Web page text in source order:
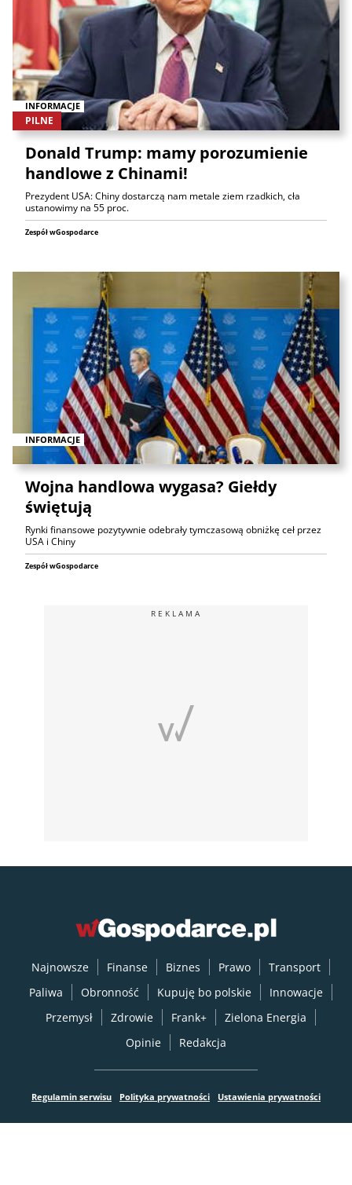
INFORMACJE
PILNE
Donald Trump: mamy porozumienie
handlowe z Chinami!
Prezydent USA: Chiny dostarczą nam metale ziem rzadkich, cła
ustanowimy na 55 proc.
Zespół wGospodarce
INFORMACJE
Wojna handlowa wygasa? Giełdy
świętują
Rynki finansowe pozytywnie odebrały tymczasową obniżkę ceł przez
USA i Chiny
Zespół wGospodarce
REKLAMA
Najnowsze Finanse Biznes Prawo
Transport
Paliwa
Obronność Kupuję bo polskie
Innowacje
Przemysł
Zdrowie Frank+
Zielona Energia
Opinie
Redakcja
Regulamin serwisu Polityka prywatności Ustawienia prywatności